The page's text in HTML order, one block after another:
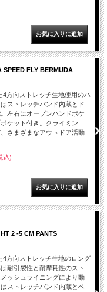
FLY BERMUDA
4方向ストレッチ生地使用のハ
ストレッチバンド内蔵とド
左右にオープンハンドポケ
ケット付き。クライミン
さまざまなアウトドア活動
込)
2 -5 CM PANTS
4方向ストレッチ生地のロング
耐引裂性と耐摩耗性のスト
ッシュライニングにより動
ストレッチバンド内蔵とベ